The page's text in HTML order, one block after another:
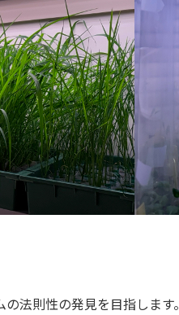
法則性の発見を目指します。